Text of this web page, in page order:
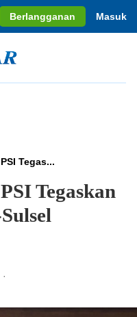
Berlangganan Masuk
Tegas...
Tegaskan
·